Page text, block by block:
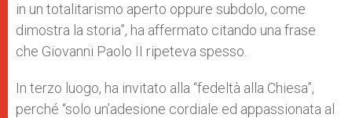
in un totalitarismo aperto oppure subdolo, come
dimostra la storia”, ha affermato citando una frase
che Giovanni Paolo II ripeteva spesso.
In terzo luogo, ha invitato alla “fedeltà alla Chiesa”,
perché “solo un’adesione cordiale ed appassionata al